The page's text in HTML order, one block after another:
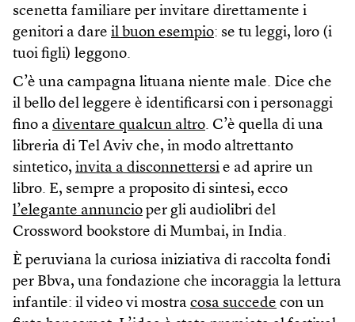
scenetta familiare per invitare direttamente i
genitori a dare il buon esempio: se tu leggi, loro (i
tuoi figli) leggono.
C’è una campagna lituana niente male. Dice che
il bello del leggere è identificarsi con i personaggi
fino a diventare qualcun altro. C’è quella di una
libreria di Tel Aviv che, in modo altrettanto
sintetico, invita a disconnettersi e ad aprire un
libro. E, sempre a proposito di sintesi, ecco
l’elegante annuncio per gli audiolibri del
Crossword bookstore di Mumbai, in India.
È peruviana la curiosa iniziativa di raccolta fondi
per Bbva, una fondazione che incoraggia la lettura
infantile: il video vi mostra cosa succede con un